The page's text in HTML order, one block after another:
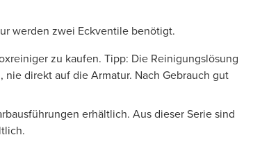
werden zwei Eckventile benötigt.
zu kaufen. Tipp: Die Reinigungslösung
direkt auf die Armatur. Nach Gebrauch gut
erhältlich. Aus dieser Serie sind